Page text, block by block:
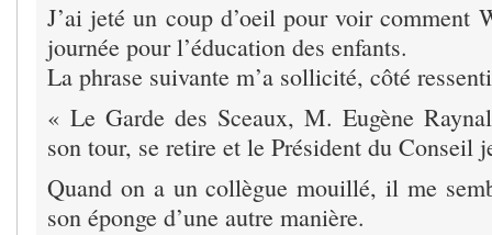
J’ai jeté un coup d’oeil pour voir comment
journée pour l’éducation des enfants.
La phrase suivante m’a sollicité, côté
« Le Garde des Sceaux, M. Eugène
son tour, se retire et le Président du Conseil
Quand on a un collègue mouillé, il me
son éponge d’une autre manière.